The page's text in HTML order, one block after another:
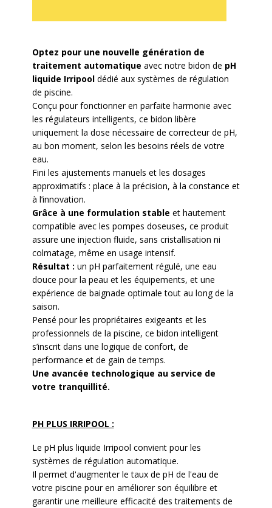
Optez pour une nouvelle génération de
traitement automatique avec notre bidon de pH
liquide Irripool dédié aux systèmes de régulation
de piscine.
Conçu pour fonctionner en parfaite harmonie avec
les régulateurs intelligents, ce bidon libère
uniquement la dose nécessaire de correcteur de pH,
au bon moment, selon les besoins réels de votre
eau.
Fini les ajustements manuels et les dosages
approximatifs : place à la précision, à la constance et
à l’innovation.
Grâce à une formulation stable et hautement
compatible avec les pompes doseuses, ce produit
assure une injection fluide, sans cristallisation ni
colmatage, même en usage intensif.
Résultat : un pH parfaitement régulé, une eau
douce pour la peau et les équipements, et une
expérience de baignade optimale tout au long de la
saison.
Pensé pour les propriétaires exigeants et les
professionnels de la piscine, ce bidon intelligent
s’inscrit dans une logique de confort, de
performance et de gain de temps.
Une avancée technologique au service de
votre tranquillité.
PH PLUS IRRIPOOL :
Le pH plus liquide Irripool convient pour les
systèmes de régulation automatique.
Il permet d'augmenter le taux de pH de l'eau de
votre piscine pour en améliorer son équilibre et
garantir une meilleure efficacité des traitements de